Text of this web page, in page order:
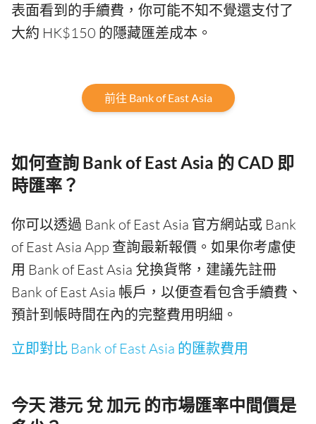
表面看到的手續費，你可能不知不覺還支付了
大約 HK$150 的隱藏匯差成本。
前往 Bank of East Asia
如何查詢 Bank of East Asia 的 CAD 即
時匯率？
你可以透過 Bank of East Asia 官方網站或 Bank
of East Asia App 查詢最新報價。如果你考慮使
用 Bank of East Asia 兌換貨幣，建議先註冊
Bank of East Asia 帳戶，以便查看包含手續費、
預計到帳時間在內的完整費用明細。
立即對比 Bank of East Asia 的匯款費用
今天 港元 兌 加元 的市場匯率中間價是